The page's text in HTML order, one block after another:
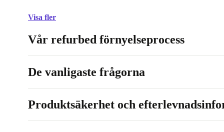
Visa fler
Vår refurbed förnyelseprocess
De vanligaste frågorna
Produktsäkerhet och